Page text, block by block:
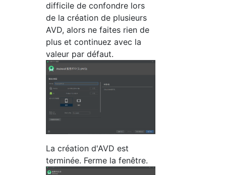
difficile de confondre lors
de la création de plusieurs
AVD, alors ne faites rien de
plus et continuez avec la
valeur par défaut.
La création d'AVD est
terminée. Ferme la fenêtre.